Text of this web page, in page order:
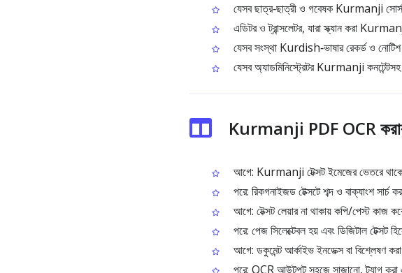
যেসব ছাত্র‑ছাত্রী ও গবেষক Kurmanji
এডিটর ও ট্রান্সলেটর, যারা স্ক্যান করা
যেসব সংস্থা Kurdish‑ভাষার রেকর্ড ও
যেসব অ্যাডমিনিস্ট্রেটর Kurmanji
Kurmanji PDF OCR
আগে: Kurmanji টেক্সট ইমেজের ভেতরে থাকে,
পরে: রিকগনাইজড টেক্সটে শব্দ ও বাক্যাংশ সার্চ
আগে: টেক্সট লেয়ার না থাকায় কপি/পেস্ট কাজ
পরে: পেজ সিলেক্টেবল হয় এবং ডিজিটাল টেক্সট
আগে: ডকুমেন্ট আর্কাইভ ইনডেক্স বা বিশ্লেষণ
পরে: OCR আউটপুট সহজে সাজানো, ট্যাগ করা